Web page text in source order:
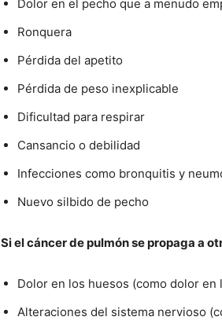
Dolor en el pecho que a menudo
Ronquera
Pérdida del apetito
Pérdida de peso inexplicable
Dificultad para respirar
Cansancio o debilidad
Infecciones como bronquitis y
Nuevo silbido de pecho
Si el cáncer de pulmón se propaga a
Dolor en los huesos (como dolor en
Alteraciones del sistema nervioso